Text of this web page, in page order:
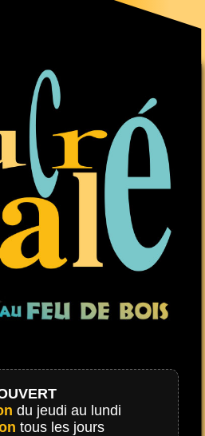
du jeudi au lundi
tous les jours